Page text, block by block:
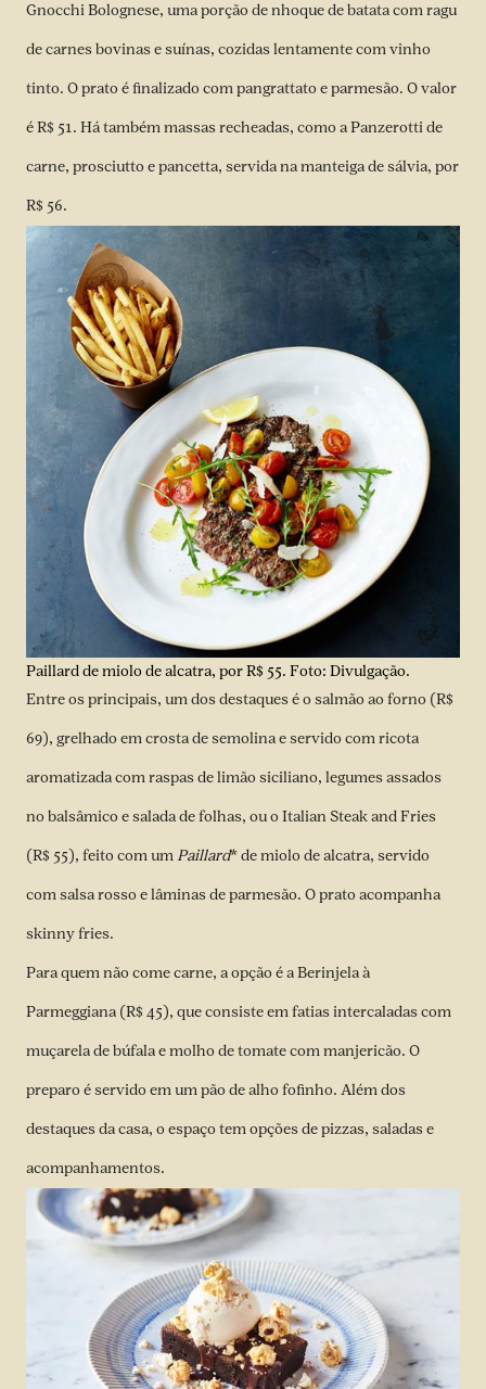
Gnocchi Bolognese, uma porção de nhoque de batata com ragu
de carnes bovinas e suínas, cozidas lentamente com vinho
tinto. O prato é finalizado com pangrattato e parmesão. O valor
é R$ 51. Há também massas recheadas, como a Panzerotti de
carne, prosciutto e pancetta, servida na manteiga de sálvia, por
R$ 56.
Paillard de miolo de alcatra, por R$ 55. Foto: Divulgação.
Entre os principais, um dos destaques é o salmão ao forno (R$
69), grelhado em crosta de semolina e servido com ricota
aromatizada com raspas de limão siciliano, legumes assados
no balsâmico e salada de folhas, ou o Italian Steak and Fries
(R$ 55), feito com umPaillard* de miolo de alcatra, servido
com salsa rosso e lâminas de parmesão. O prato acompanha
skinny fries.
Para quem não come carne, a opção é a Berinjela à
Parmeggiana (R$ 45), que consiste em fatias intercaladas com
muçarela de búfala e molho de tomate com manjericão. O
preparo é servido em um pão de alho fofinho. Além dos
destaques da casa, o espaço tem opções de pizzas, saladas e
acompanhamentos.